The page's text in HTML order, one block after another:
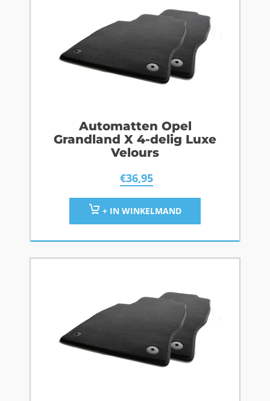
Automatten Opel
Grandland X 4-delig Luxe
Velours
€36,95
+ IN WINKELMAND